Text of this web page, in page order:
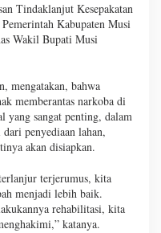
Tindaklanjut Kesepakatan
Kabupaten Musi
Wakil Bupati Musi
mengatakan, bahwa
memberantas narkoba di
yang sangat penting, dalam
penyediaan lahan,
akan disiapkan.
terjerumus, kita
menjadi lebih baik.
rehabilitasi, kita
katanya.